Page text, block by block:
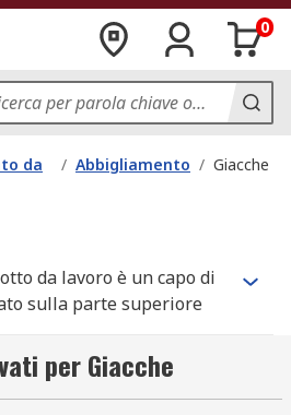
0
da
/ Abbigliamento / Giacche
da lavoro è un capo di
sulla parte superiore
con maniche che si
con una cerniera
per Giacche